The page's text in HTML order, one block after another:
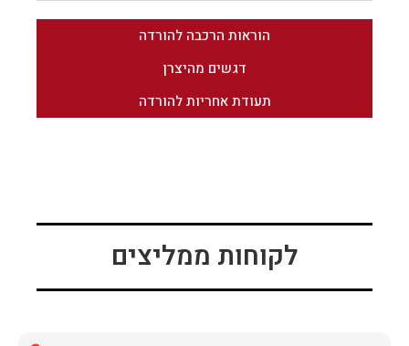
הוראות הרכבה להורדה
דגשים מהיצרן
תעודת אחריות להורדה
לקוחות ממליצים